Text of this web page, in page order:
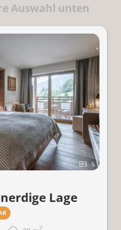
Auswahl unten
5
Lage